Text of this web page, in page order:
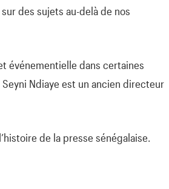
des sujets au-delà de nos
événementielle dans certaines
Ndiaye est un ancien directeur
de la presse sénégalaise.